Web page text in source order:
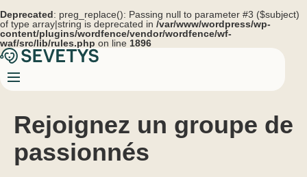
Deprecated: preg_replace(): Passing null to parameter #3 ($subject)
of type array|string is deprecated in /var/www/wordpress/wp-
content/plugins/wordfence/vendor/wordfence/wf-
waf/src/lib/rules.php on line 1896
Rejoignez un groupe de
passionnés